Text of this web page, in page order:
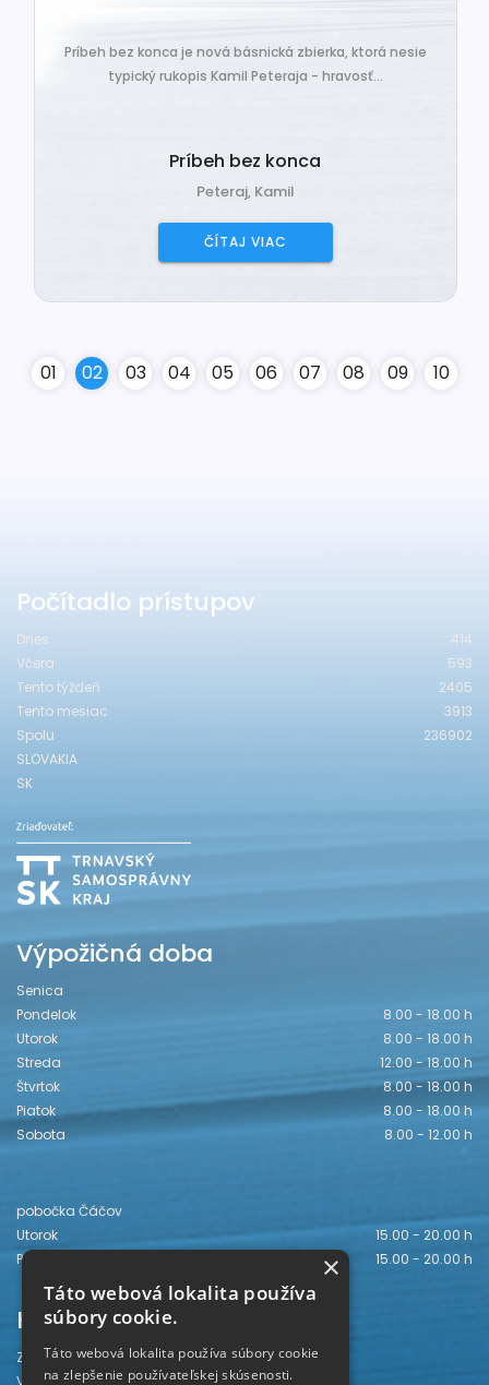
Príbeh bez konca je nová básnická zbierka, ktorá nesie
typický rukopis Kamil Peteraja - hravosť...
Príbeh bez konca
Peteraj, Kamil
ČÍTAJ VIAC
01 02 03 04 05 06 07 08 09 10
Počítadlo prístupov
Dnes
414
Včera
593
Tento týždeň
2405
Tento mesiac
3913
Spolu
236902
SLOVAKIA
SK
Výpožičná doba
Senica
Pondelok
8.00 - 18.00 h
Utorok
8.00 - 18.00 h
Streda
12.00 - 18.00 h
Štvrtok
8.00 - 18.00 h
Piatok
8.00 - 18.00 h
Sobota
8.00 - 12.00 h
pobočka Čáčov
Utorok
15.00 - 20.00 h
Piatok
15.00 - 20.00 h
Kontakt
Záhorská knižnica
Vajanského 28
×
Táto webová lokalita používa
súbory cookie.
Táto webová lokalita používa súbory cookie
na zlepšenie používateľskej skúsenosti.